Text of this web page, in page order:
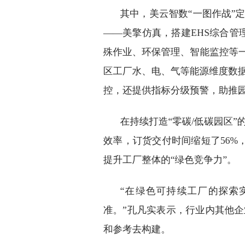
其中，美云智数“一图作战”
——美擎仿真，搭建EHS综合管
殊作业、环保管理、智能监控等
区工厂水、电、气等能源维度数
控，还提供指标分级预警，助推
在持续打造“零碳/低碳园区”
效率，订货交付时间缩短了56%
提升工厂整体的“绿色竞争力”。
“在绿色可持续工厂的探索
准。”孔凡实表示，行业内其他
和参考去构建。